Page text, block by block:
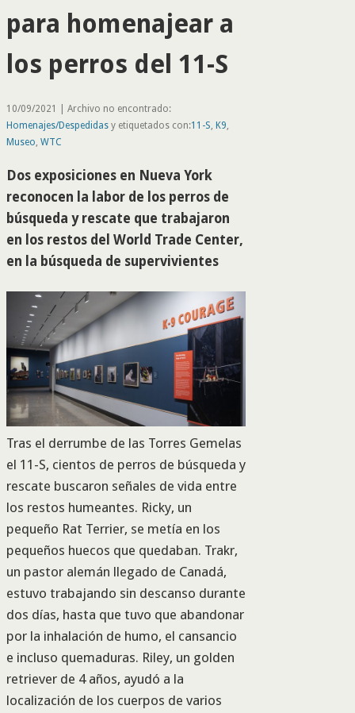
para homenajear a
los perros del 11-S
10/09/2021 | Archivo no encontrado:
Homenajes/Despedidasy etiquetados con:11-S, K9,
Museo, WTC
Dos exposiciones en Nueva York
reconocen la labor de los perros de
búsqueda y rescate que trabajaron
en los restos del World Trade Center,
en la búsqueda de supervivientes
Tras el derrumbe de las Torres Gemelas
el 11-S, cientos de perros de búsqueda y
rescate buscaron señales de vida entre
los restos humeantes. Ricky, un
pequeño Rat Terrier, se metía en los
pequeños huecos que quedaban. Trakr,
un pastor alemán llegado de Canadá,
estuvo trabajando sin descanso durante
dos días, hasta que tuvo que abandonar
por la inhalación de humo, el cansancio
e incluso quemaduras. Riley, un golden
retriever de 4 años, ayudó a la
localización de los cuerpos de varios